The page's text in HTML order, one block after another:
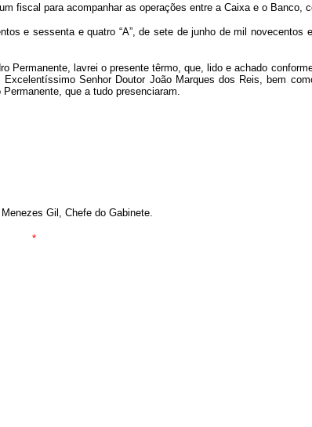
fiscal para acompanhar as operações entre a Caixa e o Banco,
e sessenta e quatro “A”, de sete de junho de mil
Permanente, lavrei o presente têrmo, que, lido e achado
Senhor Doutor João Marques dos Reis, bem
que a tudo presenciaram.
Gil, Chefe do Gabinete.
*